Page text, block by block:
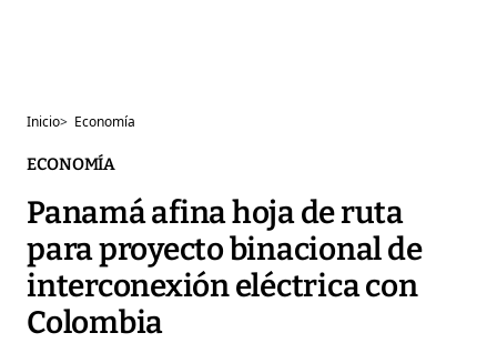
Inicio> Economía
ECONOMÍA
Panamá afina hoja de ruta
para proyecto binacional de
interconexión eléctrica con
Colombia